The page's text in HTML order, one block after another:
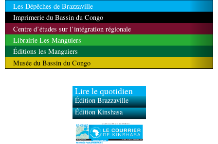
Les Dépêches de Brazzaville
Imprimerie du Bassin du Congo
Centre d’études sur l’intégration régionale
Librairie Les Manguiers
Éditions les Manguiers
Musée du Bassin du Congo
Lire le quotidien
Édition Brazzaville
Édition Kinshasa